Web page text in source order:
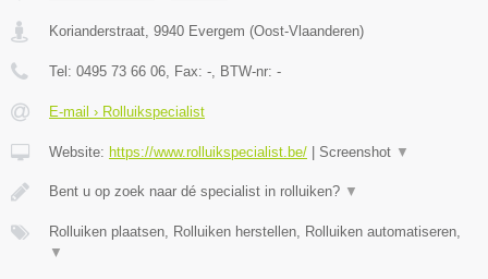
Korianderstraat 9940 Evergem (Oost-Vlaanderen)
Tel: 0495 73 66 06 , Fax: - , BTW-nr: -
E-mail › Rolluikspecialist
Website: https://www.rolluikspecialist.be/ Screenshot ▼
Bent u op zoek naar dé specialist in rolluiken? ▼
Rolluiken plaatsen, Rolluiken herstellen, Rolluiken automatiseren,
▼